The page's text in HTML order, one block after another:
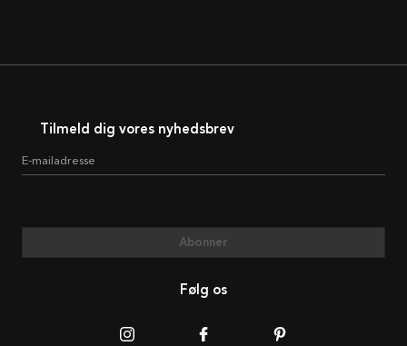
Tilmeld dig vores nyhedsbrev
E-mailadresse
Abonner
Følg os